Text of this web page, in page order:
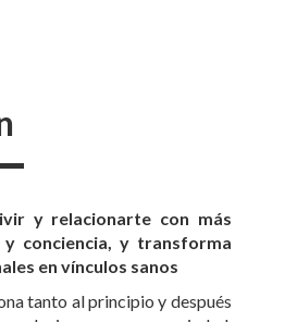
y relacionarte con más
conciencia, y transforma
tanto al principio y después
relaciones generan ansiedad,
En Tu nueva forma de amar,
repiten una y otra vez en la